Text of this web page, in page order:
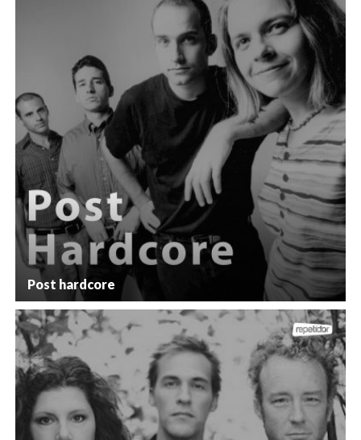
Post hardcore